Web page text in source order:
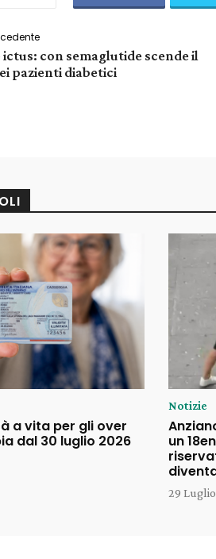
con semaglutide scende il
pazienti diabetici
a vita per gli over
dal 30 luglio 2026
Notizie
un
29